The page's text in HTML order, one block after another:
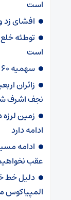
است
افشای زد
توطئه
است
سهمیه ۶۰ لیتری بنزین۱۵۰۰ تومانی ادامه دارد
زائران
نجف اشرف
زمین
ادامه دارد
ادامه
عقب
دلیل خط